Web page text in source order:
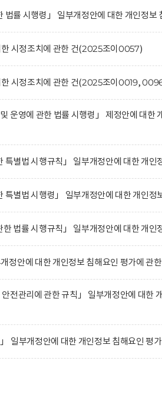
법률 시행령」 일부개정안에 대한 개인정보
시정조치에 관한 건(2025조이0057)
한 시정조치에 관한 건(2025조이0019,
운영에 관한 법률 시행령」 제정안에 대한
특별법 시행규칙」 일부개정안에 대한 개인
특별법 시행령」 일부개정안에 대한 개인정
한 법률 시행규칙」 일부개정안에 대한 개인
정안에 대한 개인정보 침해요인 평가에 관
안전관리에 관한 규칙」 일부개정안에 대한
일부개정안에 대한 개인정보 침해요인 평